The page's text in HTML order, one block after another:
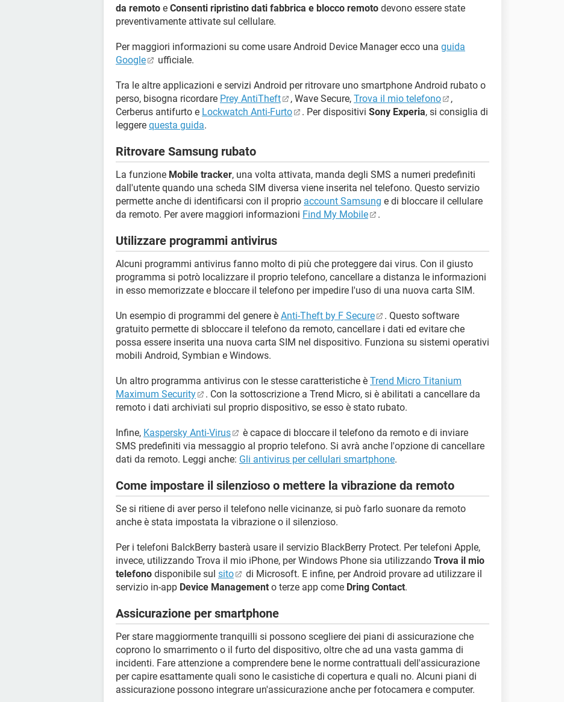
da remoto e Consenti ripristino dati fabbrica e blocco remoto devono essere state
preventivamente attivate sul cellulare.
Per maggiori informazioni su come usare Android Device Manager ecco una guida
Google
ufficiale.
Tra le altre applicazioni e servizi Android per ritrovare uno smartphone Android rubato o
perso, bisogna ricordare Prey AntiTheft , Wave Secure, Trova il mio telefono
,
Cerberus antifurto e Lockwatch Anti-Furto . Per dispositivi Sony Experia, si consiglia di
leggere questa guida.
Ritrovare Samsung rubato
La funzione Mobile tracker, una volta attivata, manda degli SMS a numeri predefiniti
dall'utente quando una scheda SIM diversa viene inserita nel telefono. Questo servizio
permette anche di identificarsi con il proprio account Samsung e di bloccare il cellulare
da remoto. Per avere maggiori informazioni Find My Mobile .
Utilizzare programmi antivirus
Alcuni programmi antivirus fanno molto di più che proteggere dai virus. Con il giusto
programma si potrò localizzare il proprio telefono, cancellare a distanza le informazioni
in esso memorizzate e bloccare il telefono per impedire l'uso di una nuova carta SIM.
Un esempio di programmi del genere è Anti-Theft by F Secure
. Questo software
gratuito permette di sbloccare il telefono da remoto, cancellare i dati ed evitare che
possa essere inserita una nuova carta SIM nel dispositivo. Funziona su sistemi operativi
mobili Android, Symbian e Windows.
Un altro programma antivirus con le stesse caratteristiche è Trend Micro Titanium
Maximum Security
. Con la sottoscrizione a Trend Micro, si è abilitati a cancellare da
remoto i dati archiviati sul proprio dispositivo, se esso è stato rubato.
Infine, Kaspersky Anti-Virus
è capace di bloccare il telefono da remoto e di inviare
SMS predefiniti via messaggio al proprio telefono. Si avrà anche l'opzione di cancellare
dati da remoto. Leggi anche: Gli antivirus per cellulari smartphone.
Come impostare il silenzioso o mettere la vibrazione da remoto
Se si ritiene di aver perso il telefono nelle vicinanze, si può farlo suonare da remoto
anche è stata impostata la vibrazione o il silenzioso.
Per i telefoni BalckBerry basterà usare il servizio BlackBerry Protect. Per telefoni Apple,
invece, utilizzando Trova il mio iPhone, per Windows Phone sia utilizzando Trova il mio
telefono disponibile sul sito
di Microsoft. E infine, per Android provare ad utilizzare il
servizio in-app Device Management o terze app come Dring Contact.
Assicurazione per smartphone
Per stare maggiormente tranquilli si possono scegliere dei piani di assicurazione che
coprono lo smarrimento o il furto del dispositivo, oltre che ad una vasta gamma di
incidenti. Fare attenzione a comprendere bene le norme contrattuali dell'assicurazione
per capire esattamente quali sono le casistiche di copertura e quali no. Alcuni piani di
assicurazione possono integrare un'assicurazione anche per fotocamera e computer.